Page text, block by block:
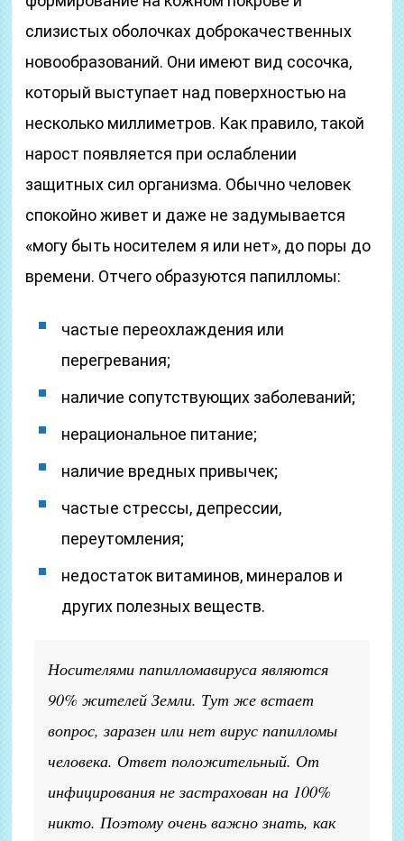
слизистых оболочках доброкачественных
новообразований. Они имеют вид сосочка,
который выступает над поверхностью на
несколько миллиметров. Как правило, такой
нарост появляется при ослаблении
защитных сил организма. Обычно человек
спокойно живет и даже не задумывается
«могу быть носителем я или нет», до поры до
времени. Отчего образуются папилломы:
частые переохлаждения или
перегревания;
наличие сопутствующих заболеваний;
нерациональное питание;
наличие вредных привычек;
частые стрессы, депрессии,
переутомления;
недостаток витаминов, минералов и
других полезных веществ.
Носителями папилломавируса являются
90% жителей Земли. Тут же встает
вопрос, заразен или нет вирус папилломы
человека. Ответ положительный. От
инфицирования не застрахован на 100%
никто. Поэтому очень важно знать, как